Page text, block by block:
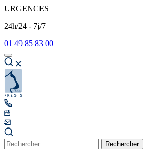
URGENCES
24h/24 - 7j/7
01 49 85 83 00
Rechercher